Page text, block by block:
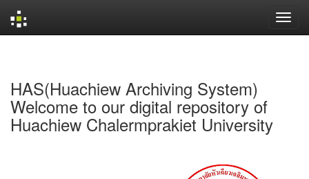
HAS(Huachiew Archiving System)
Welcome to our digital repository of
Huachiew Chalermprakiet University